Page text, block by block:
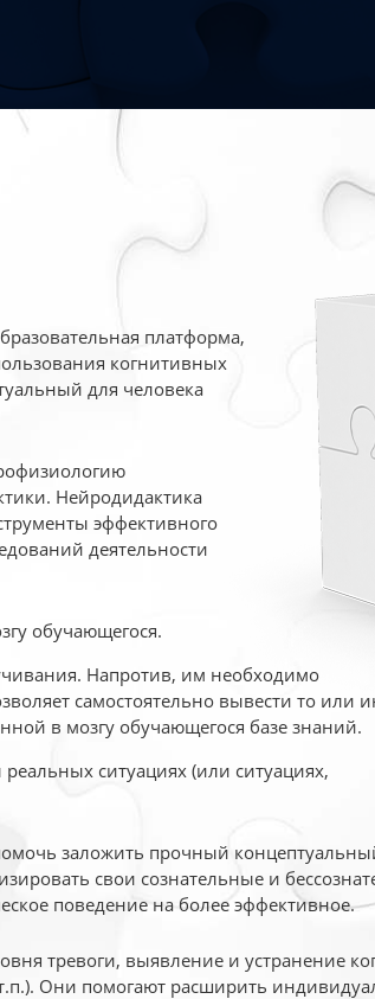
платформа,
когнитивных
для человека
Нейродидактика
эффективного
деятельности
обучающегося.
Напротив, им необходимо
самостоятельно вывести то или
в мозгу обучающегося базе знаний.
ситуациях (или ситуациях,
заложить прочный
свои сознательные и
поведение на более эффективное.
тревоги, выявление и устранение
Они помогают расширить